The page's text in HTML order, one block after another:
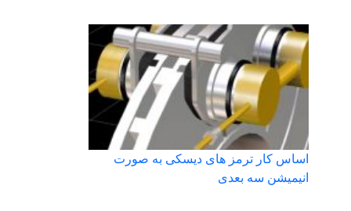
اساس کار ترمز های دیسکی به صورت
انیمیشن سه بعدی